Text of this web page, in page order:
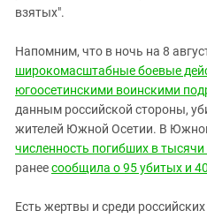
взятых".
Напомним, что в ночь на 8
широкомасштабные боевые
югоосетинскими воинскими
данным российской стороны,
жителей Южной Осетии. В
численность погибших в тысячи
ранеесообщила о 95 убитых и
Есть жертвы и среди